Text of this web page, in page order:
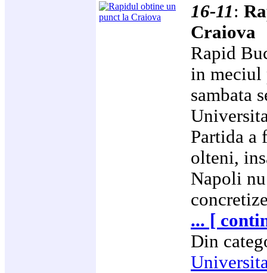
16-11:
Craiova
Rapid
in meciul
sambata
Partida a
olteni,
Napoli
... [
Din